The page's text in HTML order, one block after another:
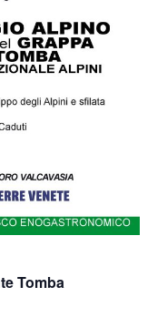
Tomba